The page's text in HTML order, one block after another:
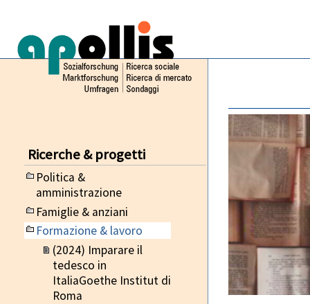
Ricerche & progetti
Politica &
amministrazione
Famiglie & anziani
Formazione & lavoro
(2024) Imparare il
tedesco in
ItaliaGoethe Institut di
Roma